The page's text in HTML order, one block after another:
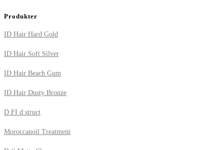
Produkter
ID Hair Hard Gold
ID Hair Soft Silver
ID Hair Beach Gum
ID Hair Dusty Bronze
D:FI d:struct
Moroccanoil Treatment